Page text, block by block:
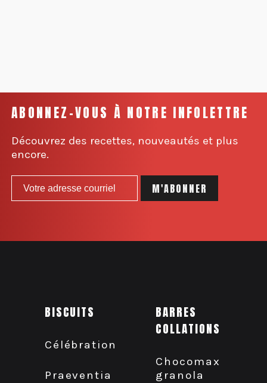
ABONNEZ-VOUS À NOTRE INFOLETTRE
Découvrez des recettes, nouveautés et plus
encore.
BISCUITS
Célébration
Praeventia
BARRES
COLLATIONS
Chocomax
granola